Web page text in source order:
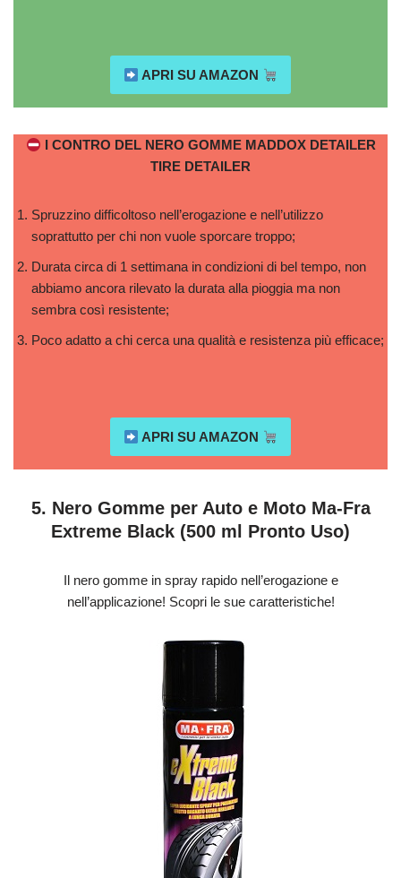
APRI SU AMAZON
I CONTRO DEL NERO GOMME MADDOX DETAILER
TIRE DETAILER
Spruzzino difficoltoso nell’erogazione e nell’utilizzo
soprattutto per chi non vuole sporcare troppo;
Durata circa di 1 settimana in condizioni di bel tempo, non
abbiamo ancora rilevato la durata alla pioggia ma non
sembra così resistente;
Poco adatto a chi cerca una qualità e resistenza più efficace;
APRI SU AMAZON
5. Nero Gomme per Auto e Moto Ma-Fra
Extreme Black (500 ml Pronto Uso)
Il nero gomme in spray rapido nell’erogazione e
nell’applicazione! Scopri le sue caratteristiche!